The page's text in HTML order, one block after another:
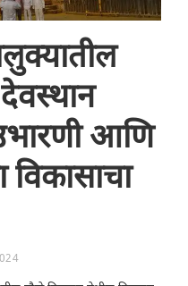
आणि
विकासाचा